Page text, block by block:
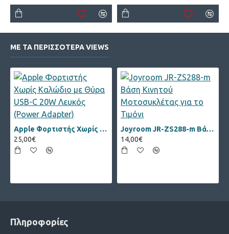
ΜΕ ΤΑ ΠΕΡΙΣΣΟΤΕΡΑ VIEWS
Apple Φορτιστής Χωρίς Καλώδιο με Θύρα USB-C 20W Λευκός (Power Adapter)
25,00€
Joyroom JR-ZS288-m Βάση Κινητού Μοτοσυκλέτας για το Τιμόνι
14,00€
Πληροφορίες